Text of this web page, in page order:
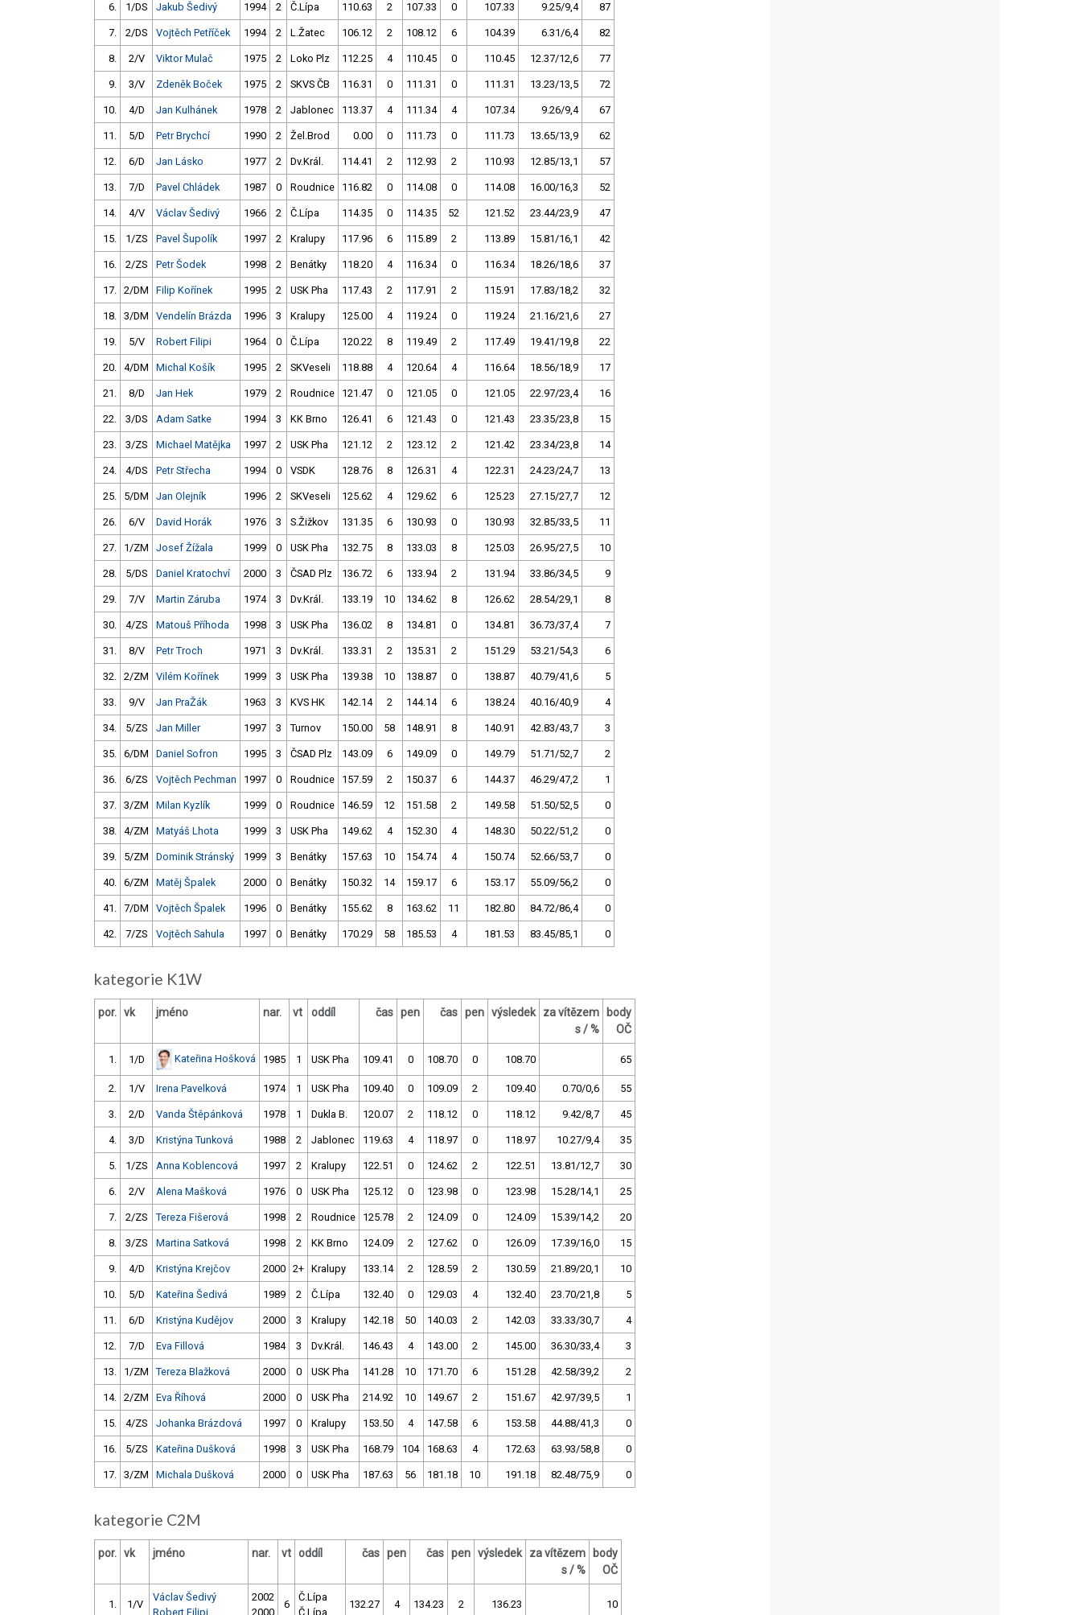
6. 1/DS Jakub Šedivý 1994 2 Č.Lípa 110.63 2 107.33 0 107.33 9.25/9,4 87
7. 2/DS Vojtěch Petříček 1994 2 L.Žatec 106.12 2 108.12 6 104.39 6.31/6,4 82
8. 2/V Viktor Mulač 1975 2 Loko Plz 112.25 4 110.45 0 110.45 12.37/12,6 77
9. 3/V Zdeněk Boček 1975 2 SKVS ČB 116.31 0 111.31 0 111.31 13.23/13,5 72
10. 4/D Jan Kulhánek 1978 2 Jablonec 113.37 4 111.34 4 107.34 9.26/9,4 67
11. 5/D Petr Brychcí 1990 2 Žel.Brod 0.00 0 111.73 0 111.73 13.65/13,9 62
12. 6/D Jan Lásko 1977 2 Dv.Král. 114.41 2 112.93 2 110.93 12.85/13,1 57
13. 7/D Pavel Chládek 1987 0 Roudnice 116.82 0 114.08 0 114.08 16.00/16,3 52
14. 4/V Václav Šedivý 1966 2 Č.Lípa 114.35 0 114.35 52 121.52 23.44/23,9 47
15. 1/ZS Pavel Šupolík 1997 2 Kralupy 117.96 6 115.89 2 113.89 15.81/16,1 42
16. 2/ZS Petr Šodek 1998 2 Benátky 118.20 4 116.34 0 116.34 18.26/18,6 37
17. 2/DM Filip Kořínek 1995 2 USK Pha 117.43 2 117.91 2 115.91 17.83/18,2 32
18. 3/DM Vendelín Brázda 1996 3 Kralupy 125.00 4 119.24 0 119.24 21.16/21,6 27
19. 5/V Robert Filipi 1964 0 Č.Lípa 120.22 8 119.49 2 117.49 19.41/19,8 22
20. 4/DM Michal Košík 1995 2 SKVeseli 118.88 4 120.64 4 116.64 18.56/18,9 17
21. 8/D Jan Hek 1979 2 Roudnice 121.47 0 121.05 0 121.05 22.97/23,4 16
22. 3/DS Adam Satke 1994 3 KK Brno 126.41 6 121.43 0 121.43 23.35/23,8 15
23. 3/ZS Michael Matějka 1997 2 USK Pha 121.12 2 123.12 2 121.42 23.34/23,8 14
24. 4/DS Petr Střecha 1994 0 VSDK 128.76 8 126.31 4 122.31 24.23/24,7 13
25. 5/DM Jan Olejník 1996 2 SKVeseli 125.62 4 129.62 6 125.23 27.15/27,7 12
26. 6/V David Horák 1976 3 S.Žižkov 131.35 6 130.93 0 130.93 32.85/33,5 11
27. 1/ZM Josef Žížala 1999 0 USK Pha 132.75 8 133.03 8 125.03 26.95/27,5 10
28. 5/DS Daniel Kratochví 2000 3 ČSAD Plz 136.72 6 133.94 2 131.94 33.86/34,5 9
29. 7/V Martin Záruba 1974 3 Dv.Král. 133.19 10 134.62 8 126.62 28.54/29,1 8
30. 4/ZS Matouš Příhoda 1998 3 USK Pha 136.02 8 134.81 0 134.81 36.73/37,4 7
31. 8/V Petr Troch 1971 3 Dv.Král. 133.31 2 135.31 2 151.29 53.21/54,3 6
32. 2/ZM Vilém Kořínek 1999 3 USK Pha 139.38 10 138.87 0 138.87 40.79/41,6 5
33. 9/V Jan PraŽák 1963 3 KVS HK 142.14 2 144.14 6 138.24 40.16/40,9 4
34. 5/ZS Jan Miller 1997 3 Turnov 150.00 58 148.91 8 140.91 42.83/43,7 3
35. 6/DM Daniel Sofron 1995 3 ČSAD Plz 143.09 6 149.09 0 149.79 51.71/52,7 2
36. 6/ZS Vojtěch Pechman 1997 0 Roudnice 157.59 2 150.37 6 144.37 46.29/47,2 1
37. 3/ZM Milan Kyzlík 1999 0 Roudnice 146.59 12 151.58 2 149.58 51.50/52,5 0
38. 4/ZM Matyáš Lhota 1999 3 USK Pha 149.62 4 152.30 4 148.30 50.22/51,2 0
39. 5/ZM Dominik Stránský 1999 3 Benátky 157.63 10 154.74 4 150.74 52.66/53,7 0
40. 6/ZM Matěj Špalek 2000 0 Benátky 150.32 14 159.17 6 153.17 55.09/56,2 0
41. 7/DM Vojtěch Špalek 1996 0 Benátky 155.62 8 163.62 11 182.80 84.72/86,4 0
42. 7/ZS Vojtěch Sahula 1997 0 Benátky 170.29 58 185.53 4 181.53 83.45/85,1 0
kategorie K1W
por. vk jméno nar. vt oddíl čas pen čas pen výsledek
za vítězem
s / %
body
OČ
1. 1/D Kateřina Hošková 1985 1 USK Pha 109.41 0 108.70 0 108.70 65
2. 1/V Irena Pavelková 1974 1 USK Pha 109.40 0 109.09 2 109.40 0.70/0,6 55
3. 2/D Vanda Štěpánková 1978 1 Dukla B. 120.07 2 118.12 0 118.12 9.42/8,7 45
4. 3/D Kristýna Tunková 1988 2 Jablonec 119.63 4 118.97 0 118.97 10.27/9,4 35
5. 1/ZS Anna Koblencová 1997 2 Kralupy 122.51 0 124.62 2 122.51 13.81/12,7 30
6. 2/V Alena Mašková 1976 0 USK Pha 125.12 0 123.98 0 123.98 15.28/14,1 25
7. 2/ZS Tereza Fišerová 1998 2 Roudnice 125.78 2 124.09 0 124.09 15.39/14,2 20
8. 3/ZS Martina Satková 1998 2 KK Brno 124.09 2 127.62 0 126.09 17.39/16,0 15
9. 4/D Kristýna Krejčov 2000 2+ Kralupy 133.14 2 128.59 2 130.59 21.89/20,1 10
10. 5/D Kateřina Šedivá 1989 2 Č.Lípa 132.40 0 129.03 4 132.40 23.70/21,8 5
11. 6/D Kristýna Kudějov 2000 3 Kralupy 142.18 50 140.03 2 142.03 33.33/30,7 4
12. 7/D Eva Fillová 1984 3 Dv.Král. 146.43 4 143.00 2 145.00 36.30/33,4 3
13. 1/ZM Tereza Blažková 2000 0 USK Pha 141.28 10 171.70 6 151.28 42.58/39,2 2
14. 2/ZM Eva Říhová 2000 0 USK Pha 214.92 10 149.67 2 151.67 42.97/39,5 1
15. 4/ZS Johanka Brázdová 1997 0 Kralupy 153.50 4 147.58 6 153.58 44.88/41,3 0
16. 5/ZS Kateřina Dušková 1998 3 USK Pha 168.79 104 168.63 4 172.63 63.93/58,8 0
17. 3/ZM Michala Dušková 2000 0 USK Pha 187.63 56 181.18 10 191.18 82.48/75,9 0
kategorie C2M
por. vk jméno nar. vt oddíl čas pen čas pen výsledek
za vítězem
s / %
body
OČ
1. 1/V
Václav Šedivý
Robert Filipi
2002
2000
6
Č.Lípa
Č.Lípa
132.27 4 134.23 2 136.23 10